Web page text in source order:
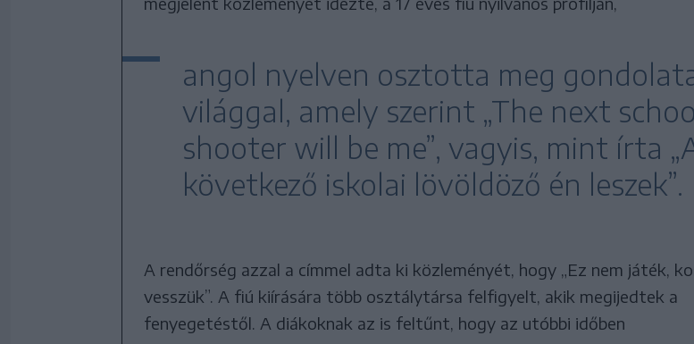
angol nyelven osztotta meg
világgal, amely szerint „The next
shooter will be me”, vagyis, mint írta
következő iskolai lövöldöző én leszek”.
A rendőrség azzal a címmel adta ki közleményét, hogy „Ez nem játék,
vesszük”. A fiú kiírására több osztálytársa felfigyelt, akik megijedtek a
fenyegetéstől. A diákoknak az is feltűnt, hogy az utóbbi időben